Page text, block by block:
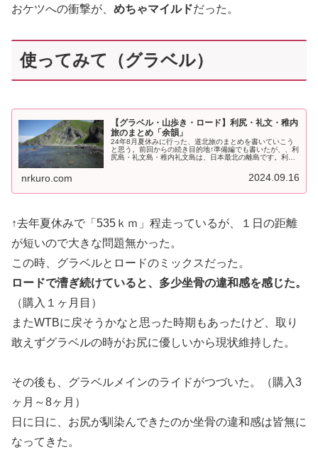
おケツへの衝撃が、 めちゃマイルドだった。
使ってみて（グラベル）
【グラベル・山歩き・ロード】利尻・礼文・稚内
旅のまとめ「余韻」
24年8月夏休みに行った、道北旅のまとめを書いていこう
と思う。前回からの続き目的地↑準備編でも書いたが、、利
尻島・礼文島・稚内礼文島は、日本最北の離島です。利尻
nrkuro.com 2024.09.16
↑去年夏休みで「535ｋｍ」程走っているが、１日の距離
が短いので大きな問題無かった。
この時、グラベルとロードのミックスだった。
ロードで漕ぎ続けていると、多少坐骨の違和感を感じた。
（購入１ヶ月目）
またWTBに戻そうかなと思った時期もあったけど、取り
敢えずグラベルの時がお尻に優しいから現状維持した。
その後も、グラベルメインのライドがつづいた。（購入3
ヶ月～8ヶ月）
日に日に、お尻が馴染んできたのか坐骨の違和感は皆無に
なってきた。